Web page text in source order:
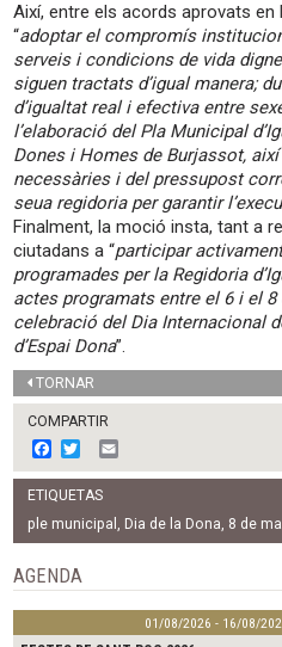
Així, entre els acords aprovats
“adoptar el compromís
serveis i condicions de vida
siguen tractats d’igual manera;
d’igualtat real i efectiva entre
l’elaboració del Pla Municipal
Dones i Homes de Burjassot,
necessàries i del pressupost
seua regidoria per garantir
Finalment, la moció insta, tant a
ciutadans a “participar
programades per la Regidoria
actes programats entre el 6 i el
celebració del Dia Internacional
d’Espai Dona”.
TORNAR
COMPARTIR
F
a
c
e
b
o
o
k
w
i
t
t
e
m
l
ETIQUETAS
ple municipal
Dia de la Dona 8 de
AGENDA
01/08/2026 - 16/08/